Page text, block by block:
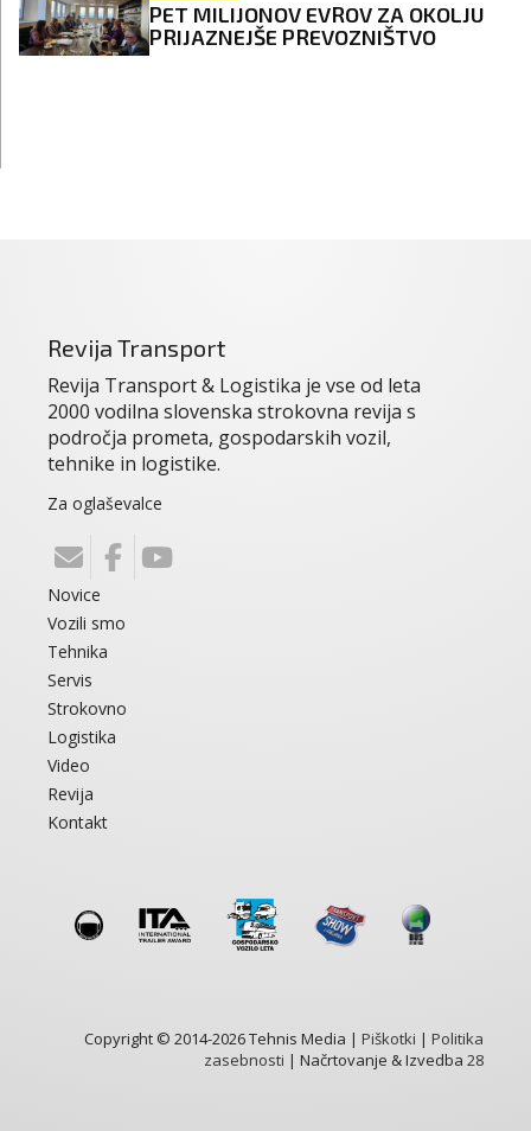
PET MILIJONOV EVROV ZA OKOLJU
PRIJAZNEJŠE PREVOZNIŠTVO
Revija Transport
Revija Transport & Logistika je vse od leta
2000 vodilna slovenska strokovna revija s
področja prometa, gospodarskih vozil,
tehnike in logistike.
Za oglaševalce
Novice
Vozili smo
Tehnika
Servis
Strokovno
Logistika
Video
Revija
Kontakt
Copyright © 2014-2026 Tehnis Media | Piškotki | Politika
zasebnosti | Načrtovanje & Izvedba 28